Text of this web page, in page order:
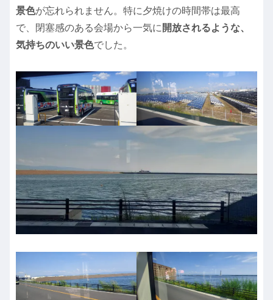
景色が忘れられません。特に夕焼けの時間帯は最高
で、閉塞感のある会場から一気に 開放されるような、
気持ちのいい景色でした。